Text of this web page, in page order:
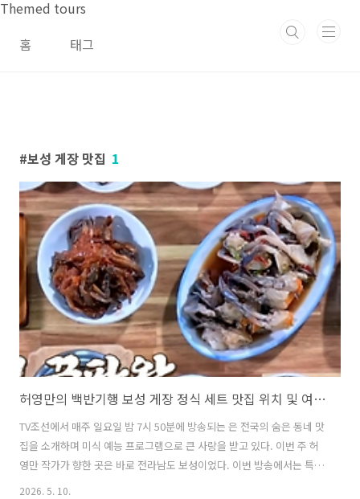
본문 바로가기
Themed tours
홈
태그
보성 게장 맛집 1
허영만의 백반기행 보성 게장 정식 세트 맛집 위치 및 여행팁 feat. 윤태호의 보성 밥상
TV조선에서 매주 일요일 밤 7시 50분에 방송되는 은 전국의 숨은 동네 맛
집을 소개하며 미식 예능 프로그램으로 큰 사랑을 받고 있다. 이번 주 허
영만 작가가 향한 곳은 바로 전라남도 보성이었다. 이번 방송에서는 특별
히 만화와 웹툰계에서 , , 등의 주옥같은 작품으로 큰 사랑을 받고 있는 만
2026. 5. 10.